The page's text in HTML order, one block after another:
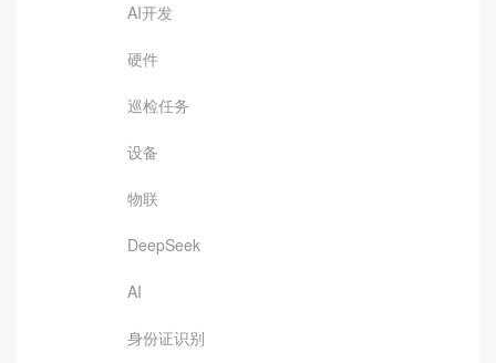
AI开发
硬件
巡检任务
设备
物联
DeepSeek
AI
身份证识别